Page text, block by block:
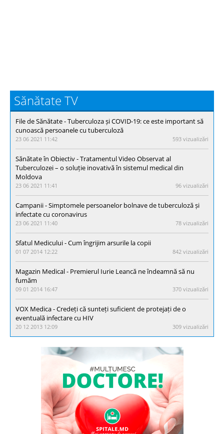
Sănătate TV
File de Sănătate - Тuberculoza și COVID-19: ce este important să
cunoască persoanele cu tuberculoză
23 06 2021 11:42 593 vizualizări
Sănătate în Obiectiv - Tratamentul Video Observat al
Tuberculozei – o soluție inovativă în sistemul medical din
Moldova
23 06 2021 11:41 96 vizualizări
Campanii - Simptomele persoanelor bolnave de tuberculoză și
infectate cu coronavirus
23 06 2021 11:40 78 vizualizări
Sfatul Medicului - Cum îngrijim arsurile la copii
01 07 2014 12:22 842 vizualizări
Magazin Medical - Premierul Iurie Leancă ne îndeamnă să nu
fumăm
09 01 2014 16:47 370 vizualizări
VOX Medica - Credeți că sunteți suficient de protejați de o
eventuală infectare cu HIV
20 12 2013 12:09 309 vizualizări